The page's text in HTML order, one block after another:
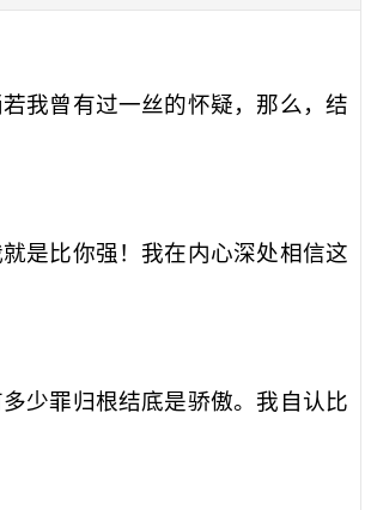
我曾有过一丝的怀疑，那么，结
是比你强！我在内心深处相信这
少罪归根结底是骄傲。我自认比